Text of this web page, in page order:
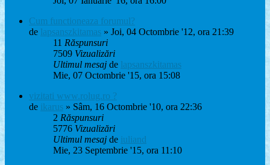
Cum functioneaza forumul?
de lapsanszkitamas » Joi, 04 Octombrie '12, ora 21:39
11 Răspunsuri
7509 Vizualizări
Ultimul mesaj de lapsanszkitamas
Mie, 07 Octombrie '15, ora 15:08
vizitati www.rolug.ro ?
de ikarus » Sâm, 16 Octombrie '10, ora 22:36
2 Răspunsuri
5776 Vizualizări
Ultimul mesaj de iuliand
Mie, 23 Septembrie '15, ora 11:10